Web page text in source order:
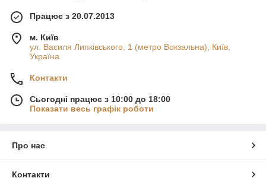
Працює з 20.07.2013
м. Київ
ул. Василя Липківського, 1 (метро Вокзальна), Київ,
Україна
Контакти
Сьогодні працює з 10:00 до 18:00
Показати весь графік роботи
Про нас
Контакти